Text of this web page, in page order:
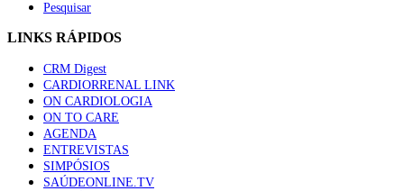
mama triplo negativo metastático em doentes não
elegíveis para inibidores PD-(L)1
61 visualizações
Especialistas defendem mais potássio na alimentação
para ajudar a controlar a hipertensão
57 visualizações
Pesquisar
LINKS RÁPIDOS
CRM Digest
CARDIORRENAL LINK
ON CARDIOLOGIA
ON TO CARE
AGENDA
ENTREVISTAS
SIMPÓSIOS
SAÚDEONLINE.TV